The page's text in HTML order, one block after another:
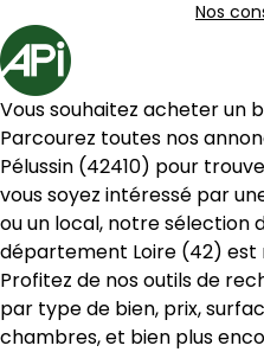
Nos
Accueil
7 Bien en vente Pélussin
90 m² 4
Aller à l'image1
Aller à l'image2
Aller à l'image3
Aller à l'image4
Aller à l'image5
Vous souhaitez acheter un
Pélussin (42410) pour
vous soyez intéressé par
ou un local, notre sélection
département Loire (42) est
Profitez de nos outils de
par type de bien, prix,
chambres, et bien plus